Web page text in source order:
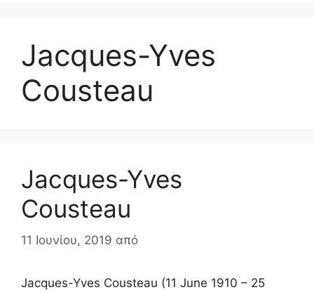
Jacques-Yves
Cousteau
Jacques-Yves
Cousteau
11 Ιουνίου, 2019 από
Jacques-Yves Cousteau (11 June 1910 – 25